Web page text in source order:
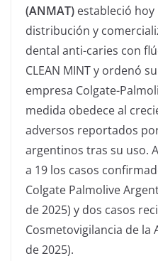
(ANMAT) estableció
distribución y
dental anti-caries con
CLEAN MINT y ordenó
empresa Colgate-
medida obedece al
adversos reportados
argentinos tras su uso.
a 19 los casos
Colgate Palmolive
de 2025) y dos casos
Cosmetovigilancia de la
de 2025).